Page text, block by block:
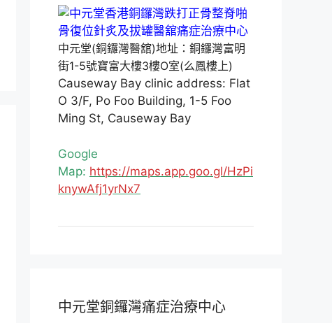
中元堂(銅鑼灣醫舘)地址：銅鑼灣富明
街1-5號寶富大樓3樓O室(么鳳樓上)
Causeway Bay clinic address: Flat
O 3/F, Po Foo Building, 1-5 Foo
Ming St, Causeway Bay
Google
Map: https://maps.app.goo.gl/HzPi
knywAfj1yrNx7
中元堂銅鑼灣痛症治療中心